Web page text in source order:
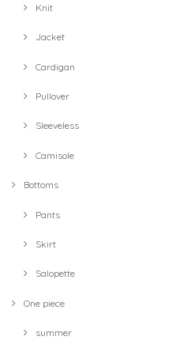
Knit
Jacket
Cardigan
Pullover
Sleeveless
Camisole
Bottoms
Pants
Skirt
Salopette
One piece
summer